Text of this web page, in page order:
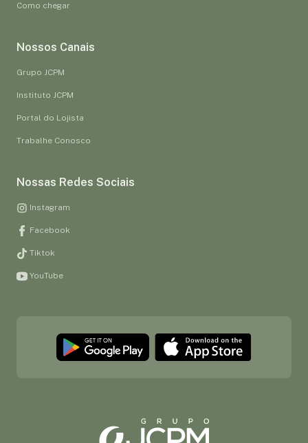
Como chegar
Nossos Canais
Grupo JCPM
Instituto JCPM
Portal do Lojista
Trabalhe Conosco
Nossas Redes Sociais
Instagram
Facebook
Tiktok
YouTube